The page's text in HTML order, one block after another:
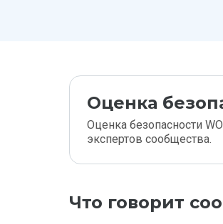
Оценка
Оценка безопасности
экспертов сообщества.
Что говорит